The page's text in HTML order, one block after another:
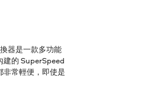
器是一款多功能
建的 SuperSpeed
常輕便，即使是